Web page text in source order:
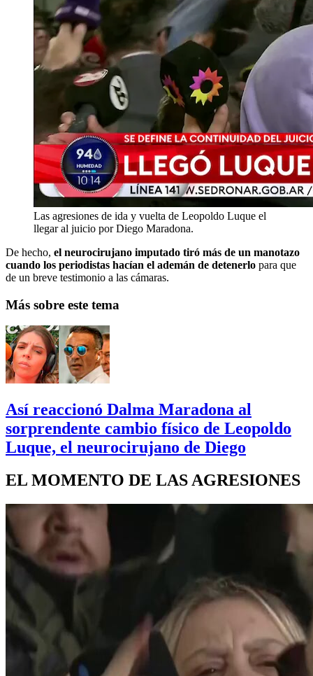
Las agresiones de ida y vuelta de Leopoldo Luque el
llegar al juicio por Diego Maradona.
De hecho, el neurocirujano imputado tiró más de un manotazo
cuando los periodistas hacían el ademán de detenerlo para que
de un breve testimonio a las cámaras.
Más sobre este tema
Así reaccionó Dalma Maradona al
sorprendente cambio físico de Leopoldo
Luque, el neurocirujano de Diego
EL MOMENTO DE LAS AGRESIONES